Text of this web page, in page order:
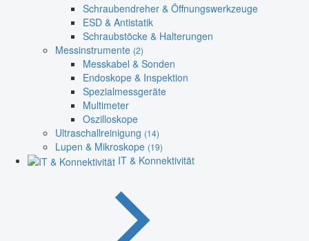
Schraubendreher & Öffnungswerkzeuge
ESD & Antistatik
Schraubstöcke & Halterungen
Messinstrumente (2)
Messkabel & Sonden
Endoskope & Inspektion
Spezialmessgeräte
Multimeter
Oszilloskope
Ultraschallreinigung (14)
Lupen & Mikroskope (19)
IT & Konnektivität